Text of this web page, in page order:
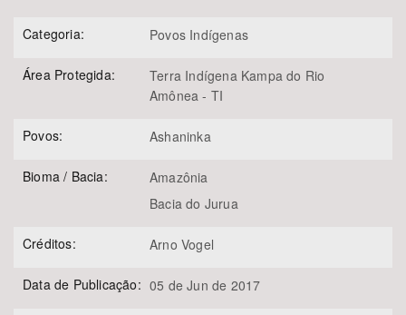
Categoria: Povos Indígenas
Área Protegida:
Terra Indígena Kampa do Rio
Amônea - TI
Povos: Ashaninka
Bioma / Bacia:
Amazônia
Bacia do Jurua
Créditos: Arno Vogel
Data de Publicação: 05 de Jun de 2017